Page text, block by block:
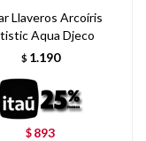
Llaveros Arcoíris
Aqua Djeco
$ 1.190
$ 893